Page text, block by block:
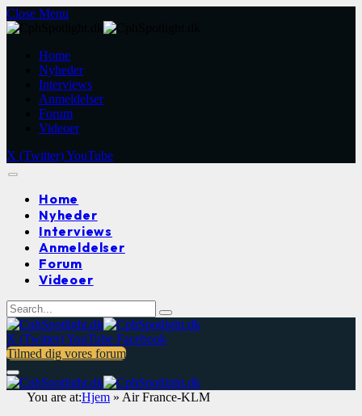
Close Menu
Home
Nyheder
Interviews
Anmeldelser
Forum
Videoer
X (Twitter)YouTube
Home
Nyheder
Interviews
Anmeldelser
Forum
Videoer
X (Twitter)YouTube Facebook
Tilmed dig vores forum
You are at:Hjem » Air France-KLM